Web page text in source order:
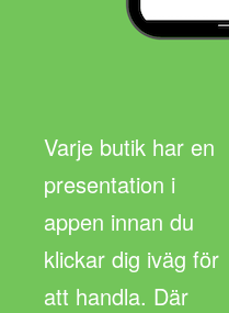
Varje butik har en
presentation i
appen innan du
klickar dig iväg för
att handla. Där